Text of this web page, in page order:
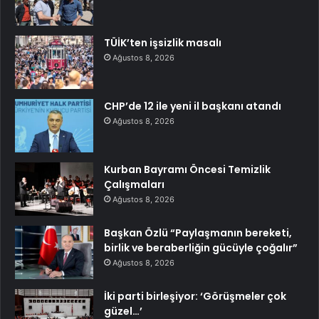
TÜİK’ten işsizlik masalı
Ağustos 8, 2026
CHP’de 12 ile yeni il başkanı atandı
Ağustos 8, 2026
Kurban Bayramı Öncesi Temizlik
Çalışmaları
Ağustos 8, 2026
Başkan Özlü “Paylaşmanın bereketi,
birlik ve beraberliğin gücüyle çoğalır”
Ağustos 8, 2026
İki parti birleşiyor: ‘Görüşmeler çok
güzel…’